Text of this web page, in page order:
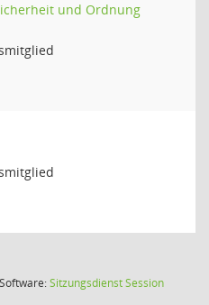
und Ordnung
Software:SitzungsdienstSession(Wird in